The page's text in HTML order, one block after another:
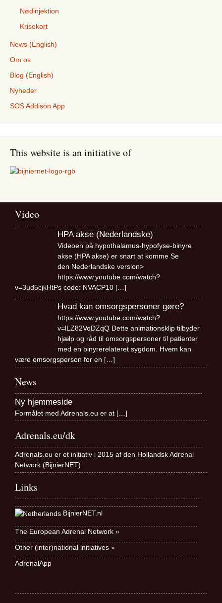
Nødinjektion
Krisekort
News (English)
Om os
Blog (English)
Nyheder
SOS Addison App
This website is an initiative of
Video
HPA akse (Nederlandske)
Videoen på hypothalamus-hypofyse-binyre
akse (HPA akse) er snart at komme Se
den Nederlandske version>
https://www.youtube.com/watch?
v=3ud5cjkHtPs code: NVACP10 […]
Hvad kan omsorgspersoner gøre?
https://www.youtube.com/watch?
v=lLZ82VoDZqQ Dette animationsklip tilbyder
hjælp og råd til omsorgspersoner til patienter
med en binyrerelateret sygdom. Hvem kan
være omsorgsperson for en […]
News
Ny hjemmeside
Formålet med Adrenals.eu er at […]
Adrenals.eu/dk
Adrenals.eu er et initiativ i 2015 af den Hollandsk Adrenal
Network (BijnierNET)
Links
BijnierNET.nl
The European Adrenal Network »
Other (inter)national initiatives »
AdrenalApp